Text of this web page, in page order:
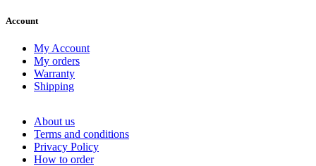
Account
My Account
My orders
Warranty
Shipping
About us
Terms and conditions
Privacy Policy
How to order